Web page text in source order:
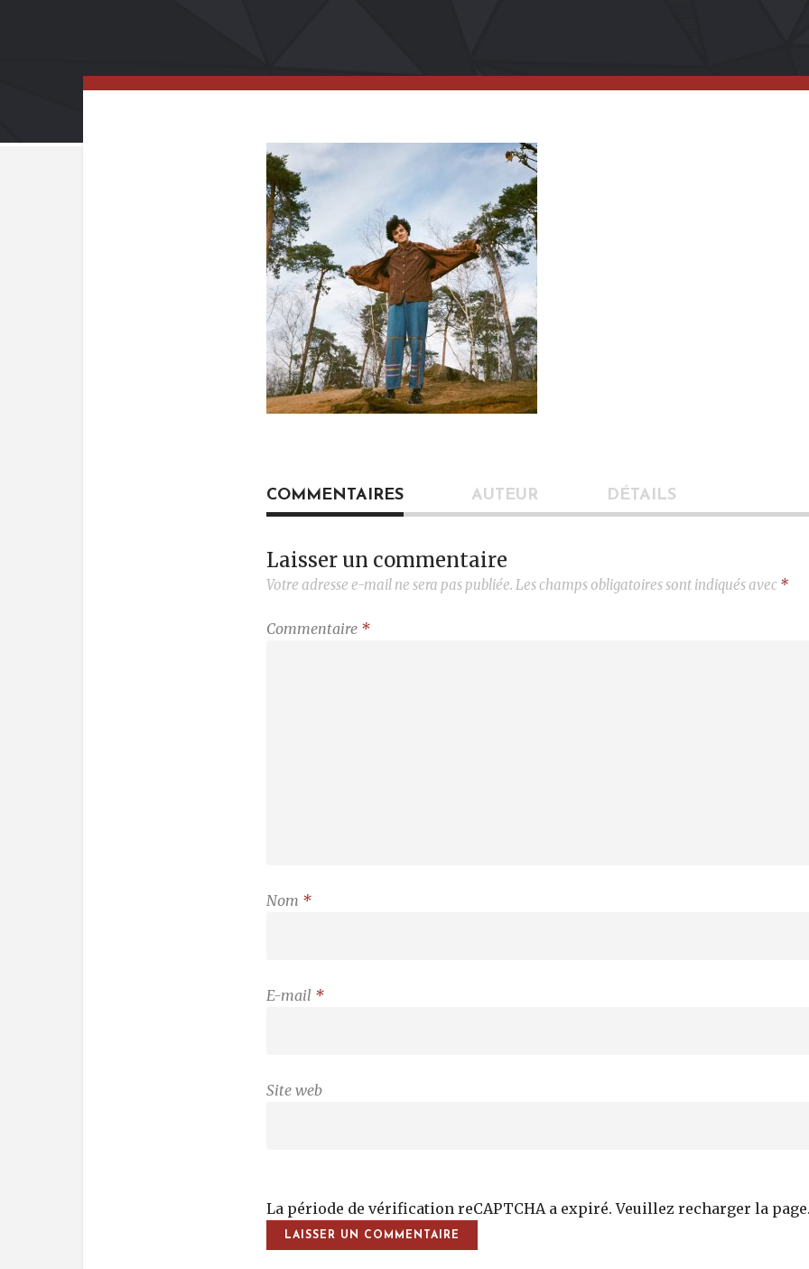
COMMENTAIRES AUTEUR DÉTAILS
Laisser un commentaire
Votre adresse e-mail ne sera pas publiée. Les champs obligatoires sont indiqués avec *
Commentaire *
Nom *
E-mail *
Site web
La période de vérification reCAPTCHA a expiré. Veuillez recharger la